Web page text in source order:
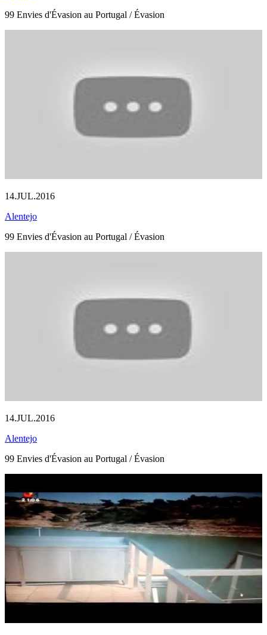
99 Envies d'Évasion au Portugal / Évasion
14.JUL.2016
Alentejo
99 Envies d'Évasion au Portugal / Évasion
14.JUL.2016
Alentejo
99 Envies d'Évasion au Portugal / Évasion